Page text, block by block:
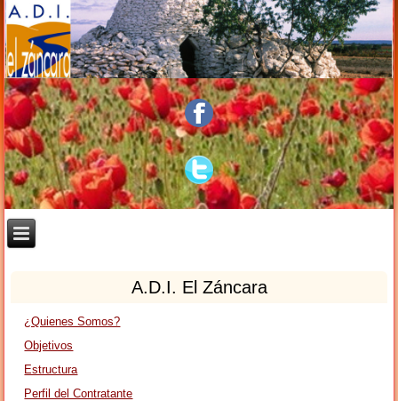
A.D.I. El Záncara
¿Quienes Somos?
Objetivos
Estructura
Perfil del Contratante